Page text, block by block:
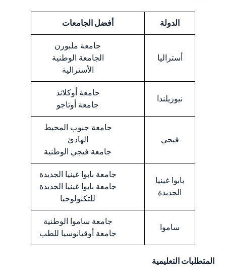
الدولة أفضل الجامعات
أستراليا
جامعة ملبورن
الجامعة الوطنية
الأسترالية
نيوزيلندا
جامعة أوكلاند
جامعة أوتاجو
فيجي
جامعة جنوب المحيط
الهادئ
جامعة فيجي الوطنية
بابوا غينيا
الجديدة
جامعة بابوا غينيا الجديدة
جامعة بابوا غينيا الجديدة
للتكنولوجيا
ساموا
جامعة ساموا الوطنية
جامعة أوقيانوسيا للطب
المتطلبات التعليمية